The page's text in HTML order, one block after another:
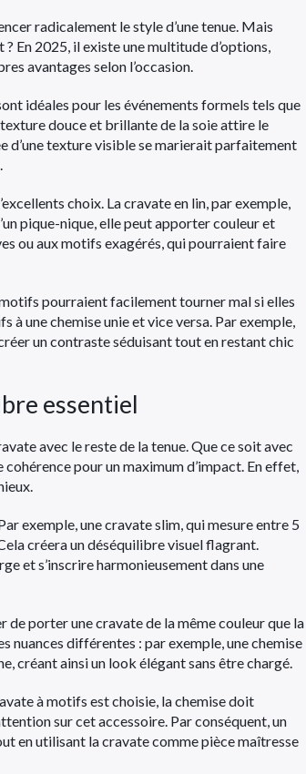
radicalement le style d’une tenue. Mais
En 2025, il existe une multitude d’options,
avantages selon l’occasion.
idéales pour les événements formels tels que
douce et brillante de la soie attire le
d’une texture visible se marierait parfaitement
choix. La cravate en lin, par exemple,
pique-nique, elle peut apporter couleur et
ou aux motifs exagérés, qui pourraient faire
pourraient facilement tourner mal si elles
à une chemise unie et vice versa. Par exemple,
un contraste séduisant tout en restant chic
essentiel
avec le reste de la tenue. Que ce soit avec
pour un maximum d’impact. En effet,
exemple, une cravate slim, qui mesure entre 5
créera un déséquilibre visuel flagrant.
et s’inscrire harmonieusement dans une
de porter une cravate de la même couleur que la
nuances différentes : par exemple, une chemise
créant ainsi un look élégant sans être chargé.
à motifs est choisie, la chemise doit
sur cet accessoire. Par conséquent, un
en utilisant la cravate comme pièce maîtresse